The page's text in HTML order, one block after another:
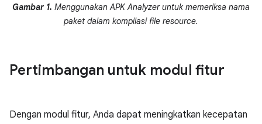
Gambar 1. Menggunakan APK Analyzer untuk memeriksa nama
paket dalam kompilasi file resource.
Pertimbangan untuk modul fitur
Dengan modul fitur, Anda dapat meningkatkan kecepatan